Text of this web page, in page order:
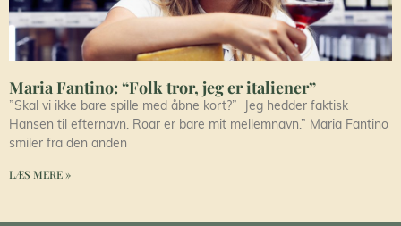
Maria Fantino: “Folk tror, jeg er italiener”
”Skal vi ikke bare spille med åbne kort?” Jeg hedder faktisk
Hansen til efternavn. Roar er bare mit mellemnavn.” Maria Fantino
smiler fra den anden
LÆS MERE »